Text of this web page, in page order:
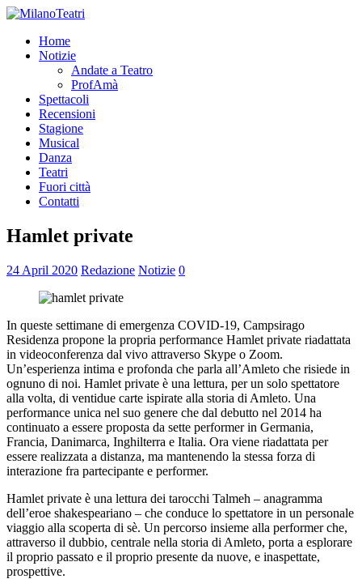
Home
Notizie
Andate a Teatro
ProfAmà
Spettacoli
Recensioni
Stagione
Musical
Danza
Teatri
Fuori città
Contatti
Hamlet private
24 April 2020 Redazione Notizie 0
In queste settimane di emergenza COVID-19, Campsirago
Residenza propone la propria performance Hamlet private riadattata
in videoconferenza dal vivo attraverso Skype o Zoom.
Un’esperienza intima e profonda che parla all’Amleto che risiede in
ognuno di noi. Hamlet private è una lettura, per un solo spettatore
alla volta, di ventidue carte ispirate alla storia di Amleto. Una
performance unica nel suo genere che dal debutto nel 2014 ha
continuato a essere proposta da sette performer in Germania,
Francia, Danimarca, Inghilterra e Italia. Ora viene riadattata per
essere realizzata a distanza, ma mantenendo la stessa forza di
interazione fra partecipante e performer.
Hamlet private è una lettura dei tarocchi Talmeh – anagramma
dell’eroe shakespeariano – che conduce lo spettatore in un personale
viaggio alla scoperta di sè. Un percorso insieme alla performer che,
attraverso il dubbio, centrale nella storia di Amleto, porta a esplorare
il proprio passato e il proprio presente da nuove, e inaspettate,
prospettive.